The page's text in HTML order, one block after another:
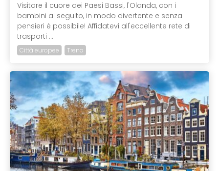
Visitare il cuore dei Paesi Bassi, l'Olanda, con i
bambini al seguito, in modo divertente e senza
pensieri è possibile! Affidatevi all'eccellente rete di
trasporti ...
Città europee Treno